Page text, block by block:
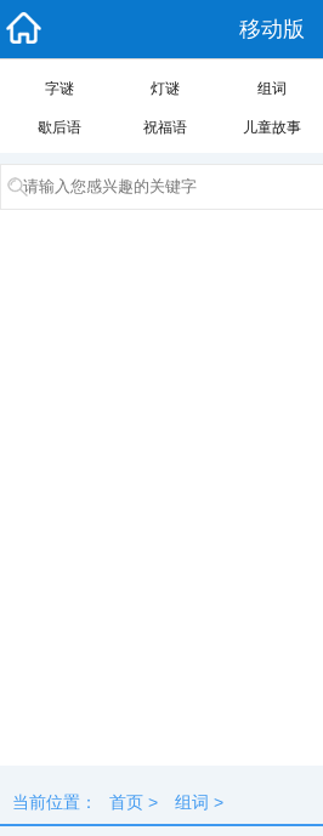
移动版
字谜 灯谜 组词
歇后语 祝福语 儿童故事
当前位置： 首页 > 组词 >